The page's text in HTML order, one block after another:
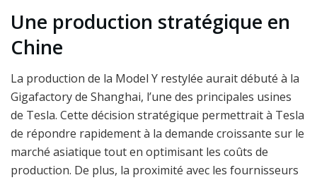
Une production stratégique en
Chine
La production de la Model Y restylée aurait débuté à la
Gigafactory de Shanghai, l’une des principales usines
de Tesla. Cette décision stratégique permettrait à Tesla
de répondre rapidement à la demande croissante sur le
marché asiatique tout en optimisant les coûts de
production. De plus, la proximité avec les fournisseurs